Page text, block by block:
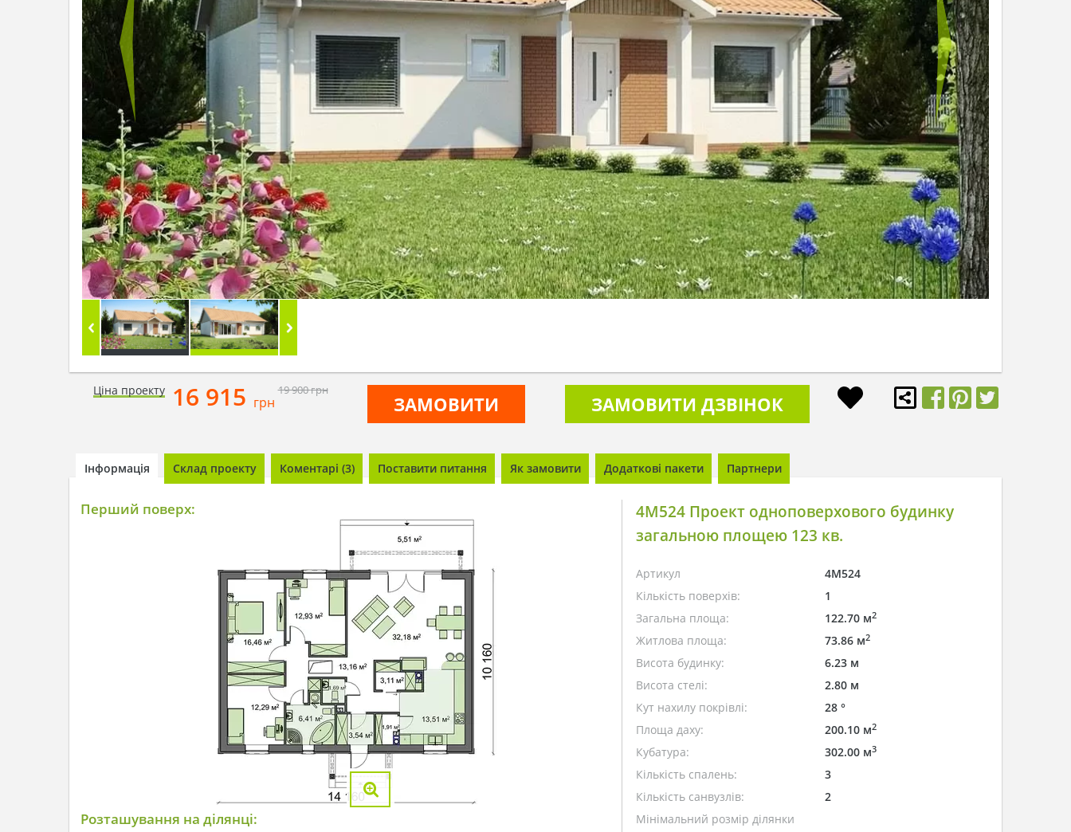
Ціна проекту 16 915 грн
19 900грн
ЗАМОВИТИ ЗАМОВИТИ ДЗВІНОК
Інформація Склад проекту Коментарі (3) Поставити питання Як замовити Додаткові пакети Партнери
Перший поверх:
Розташування на ділянці:
4M524 Проект одноповерхового будинку
загальною площею 123 кв.
Артикул
4M524
Кількість поверхів:
1
Загальна площа:
122.70 м2
Житлова площа: 73.86 м2
Висота будинку:
6.23 м
Висота стелі:
2.80 м
Кут нахилу покрівлі:
28 °
Площа даху:
200.10 м2
Кубатура: 302.00 м3
Кількість спалень:
3
Кількість санвузлів:
2
Мінімальний розмір ділянки